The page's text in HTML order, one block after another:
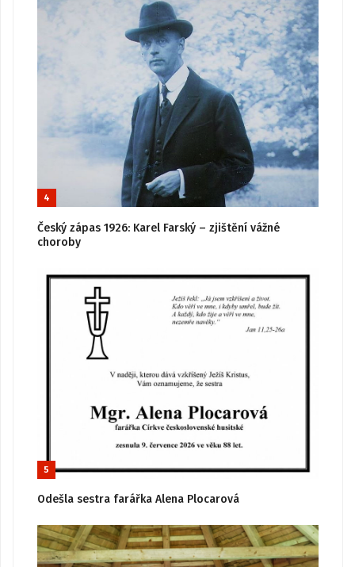
4
Český zápas 1926: Karel Farský – zjištění vážné
choroby
5
Odešla sestra farářka Alena Plocarová